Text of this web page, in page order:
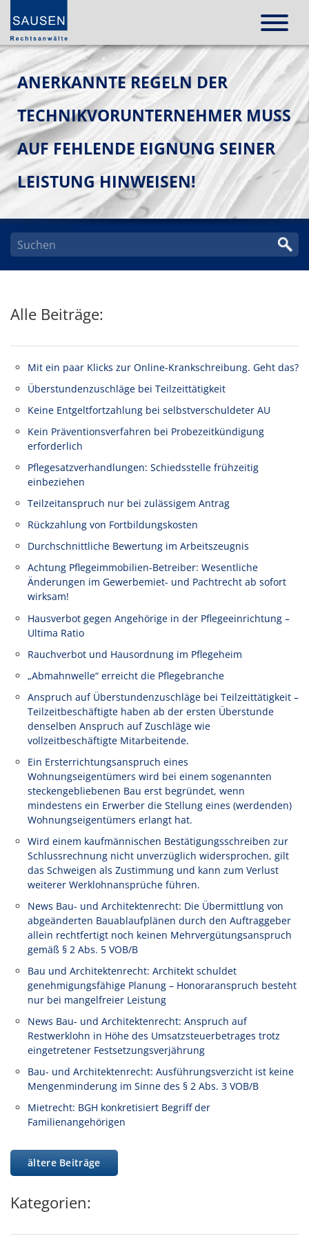
ANERKANNTE REGELN DER
TECHNIKVORUNTERNEHMER MUSS
AUF FEHLENDE EIGNUNG SEINER
LEISTUNG HINWEISEN!
Alle Beiträge:
Mit ein paar Klicks zur Online-Krankschreibung. Geht das?
Überstundenzuschläge bei Teilzeittätigkeit
Keine Entgeltfortzahlung bei selbstverschuldeter AU
Kein Präventionsverfahren bei Probezeitkündigung
erforderlich
Pflegesatzverhandlungen: Schiedsstelle frühzeitig
einbeziehen
Teilzeitanspruch nur bei zulässigem Antrag
Rückzahlung von Fortbildungskosten
Durchschnittliche Bewertung im Arbeitszeugnis
Achtung Pflegeimmobilien-Betreiber: Wesentliche
Änderungen im Gewerbemiet- und Pachtrecht ab sofort
wirksam!
Hausverbot gegen Angehörige in der Pflegeeinrichtung –
Ultima Ratio
Rauchverbot und Hausordnung im Pflegeheim
„Abmahnwelle“ erreicht die Pflegebranche
Anspruch auf Überstundenzuschläge bei Teilzeittätigkeit –
Teilzeitbeschäftigte haben ab der ersten Überstunde
denselben Anspruch auf Zuschläge wie
vollzeitbeschäftigte Mitarbeitende.
Ein Ersterrichtungsanspruch eines
Wohnungseigentümers wird bei einem sogenannten
steckengebliebenen Bau erst begründet, wenn
mindestens ein Erwerber die Stellung eines (werdenden)
Wohnungseigentümers erlangt hat.
Wird einem kaufmännischen Bestätigungsschreiben zur
Schlussrechnung nicht unverzüglich widersprochen, gilt
das Schweigen als Zustimmung und kann zum Verlust
weiterer Werklohnansprüche führen.
News Bau- und Architektenrecht: Die Übermittlung von
abgeänderten Bauablaufplänen durch den Auftraggeber
allein rechtfertigt noch keinen Mehrvergütungsanspruch
gemäß § 2 Abs. 5 VOB/B
Bau und Architektenrecht: Architekt schuldet
genehmigungsfähige Planung – Honoraranspruch besteht
nur bei mangelfreier Leistung
News Bau- und Architektenrecht: Anspruch auf
Restwerklohn in Höhe des Umsatzsteuerbetrages trotz
eingetretener Festsetzungsverjährung
Bau- und Architektenrecht: Ausführungsverzicht ist keine
Mengenminderung im Sinne des § 2 Abs. 3 VOB/B
Mietrecht: BGH konkretisiert Begriff der
Familienangehörigen
ältere Beiträge
Kategorien: